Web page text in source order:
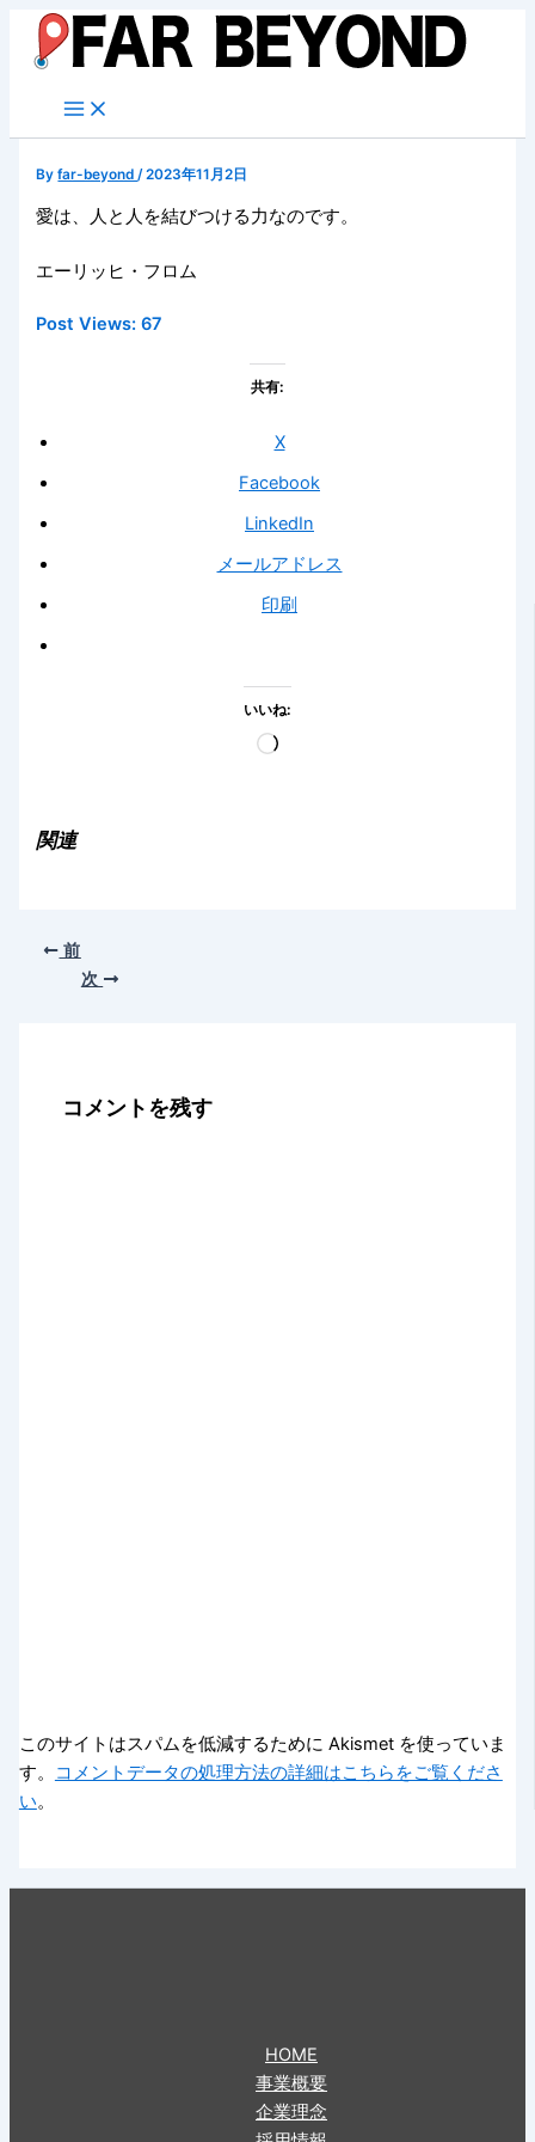
キ
Byfar-beyond/2023年11月2日
愛は、人と人を結びつける力なのです。
エーリッヒ・フロム
Post Views: 67
共有:
X
Facebook
LinkedIn
メールアドレス
印刷
いいね:
読
関連
前
次
コメントを残す
このサイトはスパムを低減するために Akismet を使っていま
す。
コメントデータの処理方法の詳細はこちらをご覧くださ
い。
HOME
事業概要
企業理念